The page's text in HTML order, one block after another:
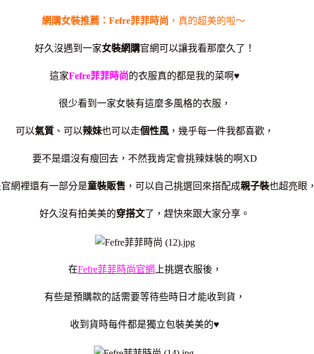
網購女裝推薦：Fefre菲菲時尚 ，真的超美的啦～
好久沒遇到一家女裝網購官網可以讓我看那麼久了！
這家Fefre菲菲時尚的衣服真的都是我的菜啊♥
很少看到一家女裝有這麼多風格的衣服，
可以氣質 、可以辣妹也可以走個性風 ，幾乎每一件我都喜歡，
要不是還沒有瘦回去，不然我肯定會挑辣妹裝的啊XD
網裡還有一部分是童裝販售 ，可以自己挑選回來搭配成親子裝也超亮眼，
好久沒有拍美美的穿搭文了，趕快來跟大家分享。
在Fefre菲菲時尚官網 上挑選衣服後，
有些是預購款的話需要等待些時日才能收到貨，
收到貨時每件都是獨立包裝美美的♥